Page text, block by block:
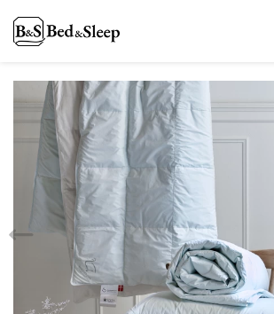
Viskoelastinės pagalvės
Pūkinės pagalvės